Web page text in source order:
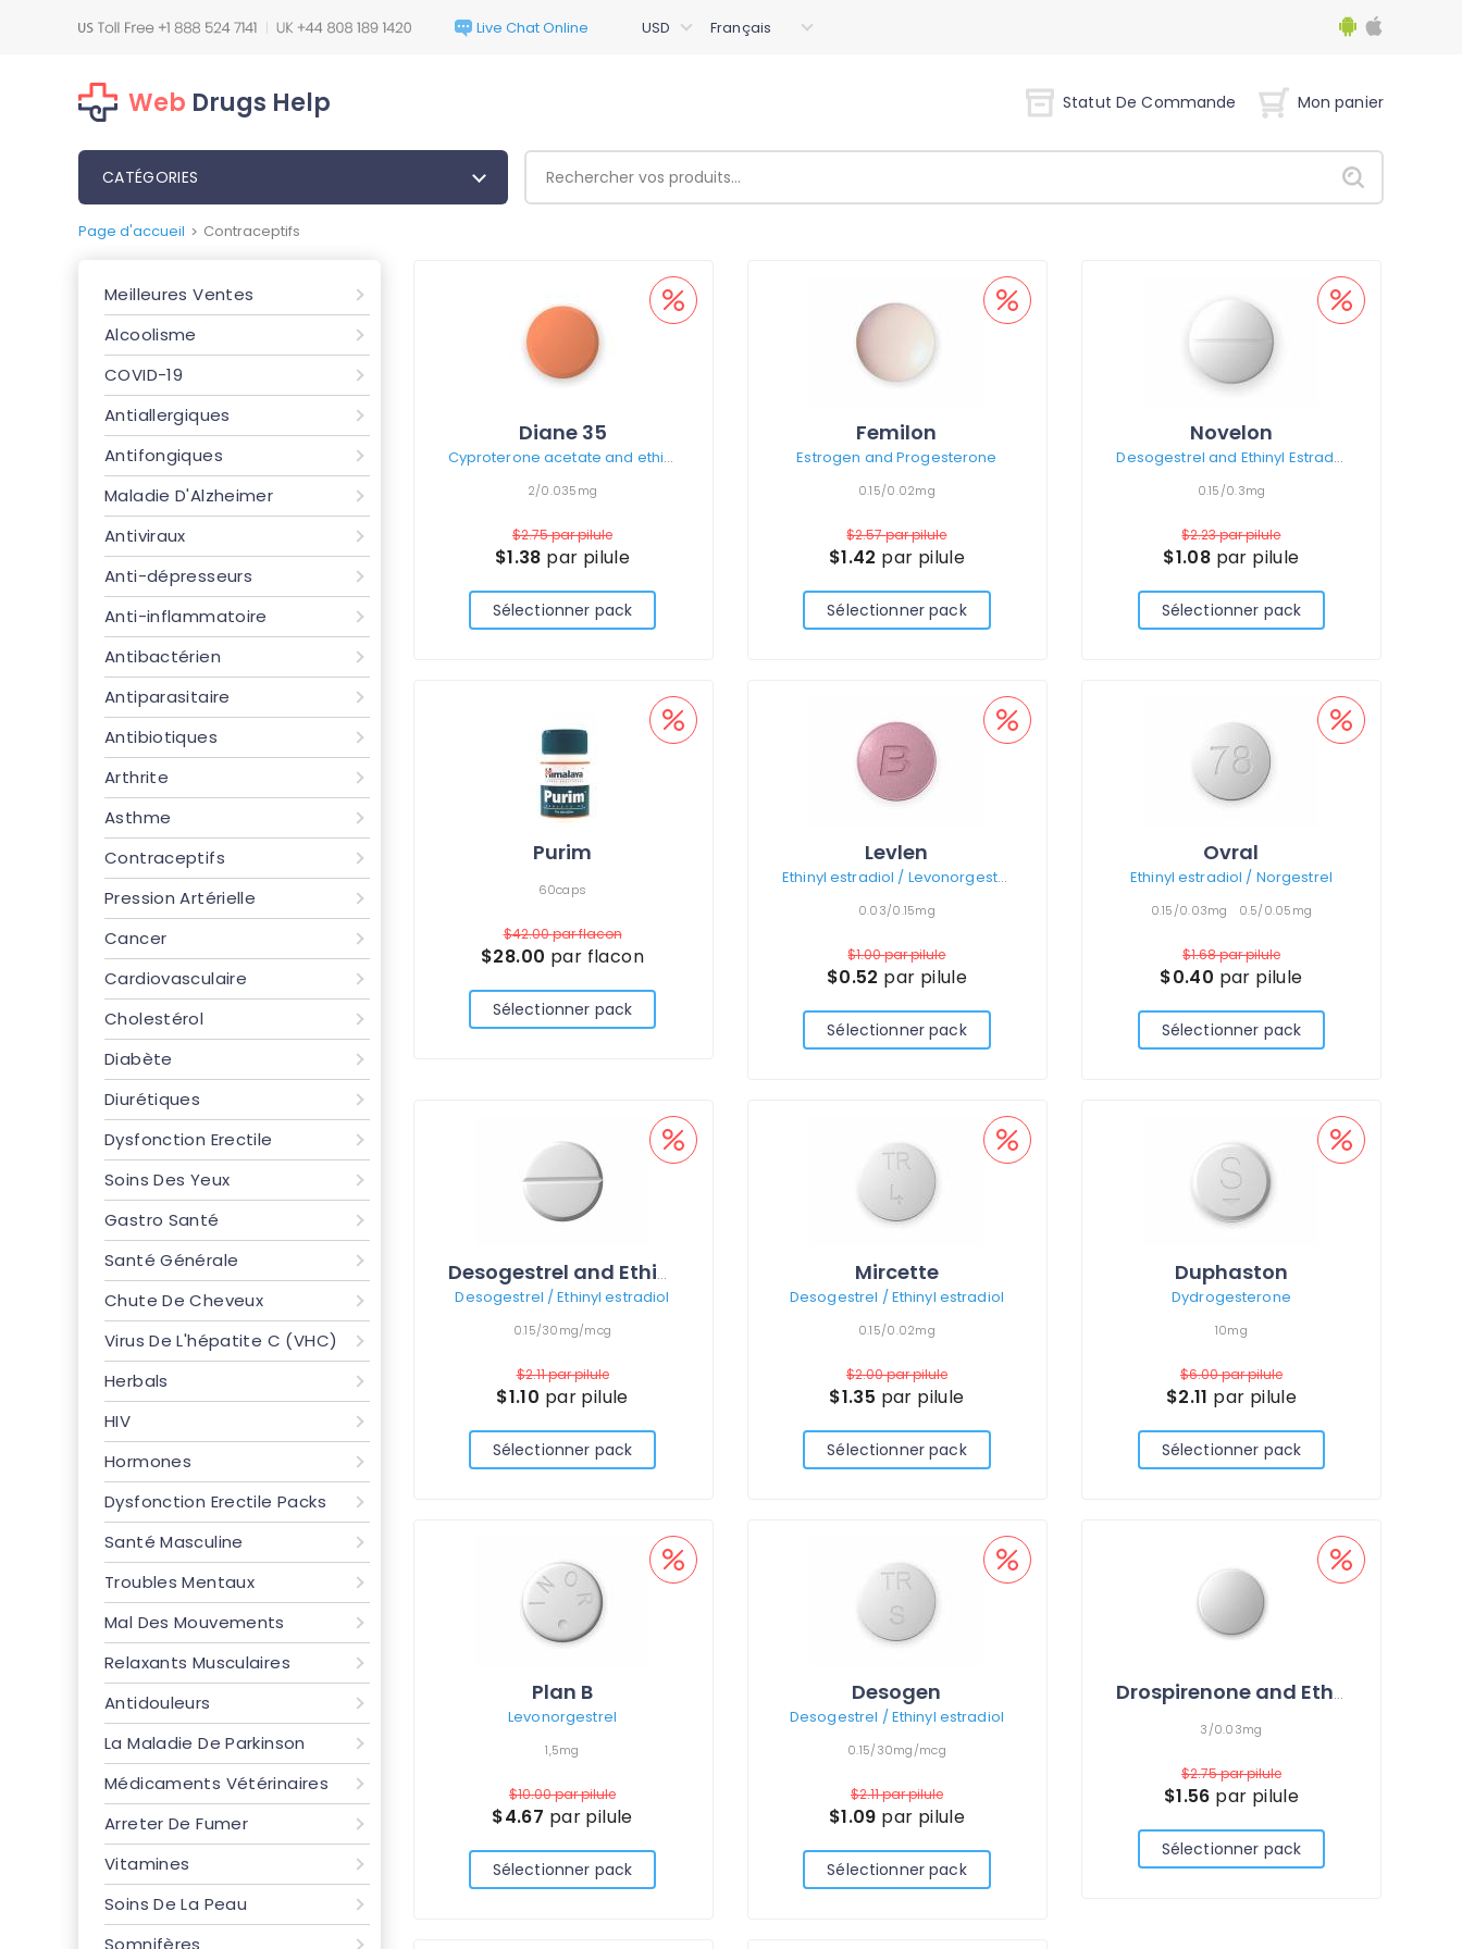
Web Drugs Help Statut De Commande Mon panier
CATÉGORIES
Page d'accueil > Contraceptifs
Meilleures Ventes
Alcoolisme
COVID-19
Antiallergiques
Antifongiques
Maladie D'Alzheimer
Antiviraux
Anti-dépresseurs
Anti-inflammatoire
Antibactérien
Antiparasitaire
Antibiotiques
Arthrite
Asthme
Contraceptifs
Pression Artérielle
Cancer
Cardiovasculaire
Cholestérol
Diabète
Diurétiques
Dysfonction Erectile
Soins Des Yeux
Gastro Santé
Santé Générale
Chute De Cheveux
Virus De L'hépatite C (VHC)
Herbals
HIV
Hormones
Dysfonction Erectile Packs
Santé Masculine
Troubles Mentaux
Mal Des Mouvements
Relaxants Musculaires
Antidouleurs
La Maladie De Parkinson
Médicaments Vétérinaires
Arreter De Fumer
Vitamines
Soins De La Peau
Somnifères
Diane 35
Cyproterone acetate and ethinylestradiol
2/0.035mg
$2.75par pilule
$1.38 par pilule
Sélectionner pack
Femilon
Estrogen and Progesterone
0.15/0.02mg
$2.57par pilule
$1.42 par pilule
Sélectionner pack
Novelon
Desogestrel and Ethinyl Estradiol
0.15/0.3mg
$2.23par pilule
$1.08 par pilule
Sélectionner pack
Purim
60caps
$42.00par flacon
$28.00 par flacon
Sélectionner pack
Levlen
Ethinyl estradiol / Levonorgestrel
0.03/0.15mg
$1.00par pilule
$0.52 par pilule
Sélectionner pack
Ovral
Ethinyl estradiol / Norgestrel
0.15/0.03mg 0.5/0.05mg
$1.68par pilule
$0.40 par pilule
Sélectionner pack
Desogestrel and Ethinyl estradiol
Desogestrel / Ethinyl estradiol
0.15/30mg/mcg
$2.11par pilule
$1.10 par pilule
Sélectionner pack
Mircette
Desogestrel / Ethinyl estradiol
0.15/0.02mg
$2.00par pilule
$1.35 par pilule
Sélectionner pack
Duphaston
Dydrogesterone
10mg
$6.00par pilule
$2.11 par pilule
Sélectionner pack
Plan B
Levonorgestrel
1,5mg
$10.00par pilule
$4.67 par pilule
Sélectionner pack
Desogen
Desogestrel / Ethinyl estradiol
0.15/30mg/mcg
$2.11par pilule
$1.09 par pilule
Sélectionner pack
Drospirenone and Ethinyl Estradiol
3/0.03mg
$2.75par pilule
$1.56 par pilule
Sélectionner pack